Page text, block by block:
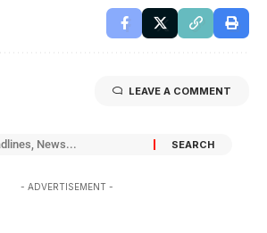
LEAVE A COMMENT
- ADVERTISEMENT -